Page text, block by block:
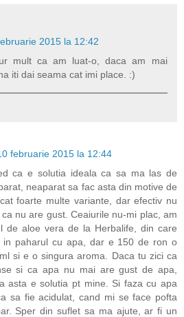
2015 la 12:42
mult ca am luat-o, daca am mai
iti dai seama cat imi place. :)
februarie 2015 la 12:44
ca e solutia ideala ca sa ma las de
neaparat sa fac asta din motive de
foarte multe variante, dar efectiv nu
nu are gust. Ceaiurile nu-mi plac, am
de aloe vera de la Herbalife, din care
in paharul cu apa, dar e 150 de ron o
si e o singura aroma. Daca tu zici ca
si ca apa nu mai are gust de apa,
asta e solutia pt mine. Si faza cu apa
sa fie acidulat, cand mi se face pofta
Sper din suflet sa ma ajute, ar fi un